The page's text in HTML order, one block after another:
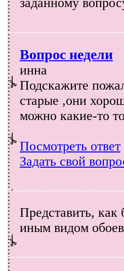
Вопрос недели
инна
Подскажите
старые ,они
можно какие-то
Посмотреть ответ
Задать свой
Представить, как
иным видом